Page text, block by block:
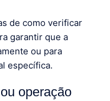
de como verificar
garantir que a
ou para
específica.
operação